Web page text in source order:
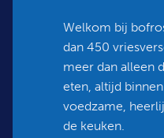
Welkom bij
dan 450
meer dan alleen
eten, altijd
voedzame,
de keuken.